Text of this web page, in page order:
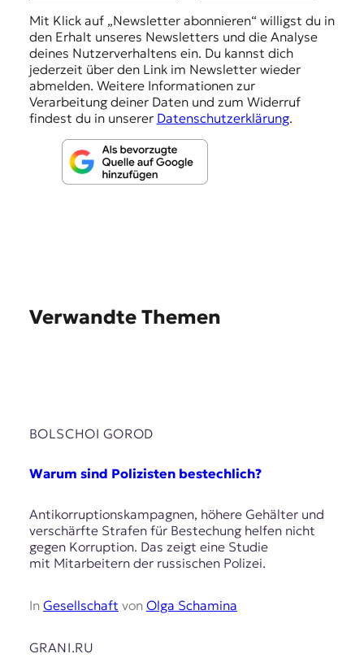
Mit Klick auf „Newsletter abonnieren“ willigst du in
den Erhalt unseres Newsletters und die Analyse
deines Nutzerverhaltens ein. Du kannst dich
jederzeit über den Link im Newsletter wieder
abmelden. Weitere Informationen zur
Verarbeitung deiner Daten und zum Widerruf
findest du in unserer Datenschutzerklärung.
Verwandte Themen
BOLSCHOI GOROD
Warum sind Polizisten bestechlich?
Antikorruptionskampagnen, höhere Gehälter und
verschärfte Strafen für Bestechung helfen nicht
gegen Korruption. Das zeigt eine Studie
mit Mitarbeitern der russischen Polizei.
In Gesellschaft von Olga Schamina
GRANI.RU